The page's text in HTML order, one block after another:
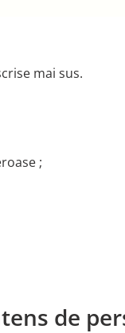
mai sus.
;
de